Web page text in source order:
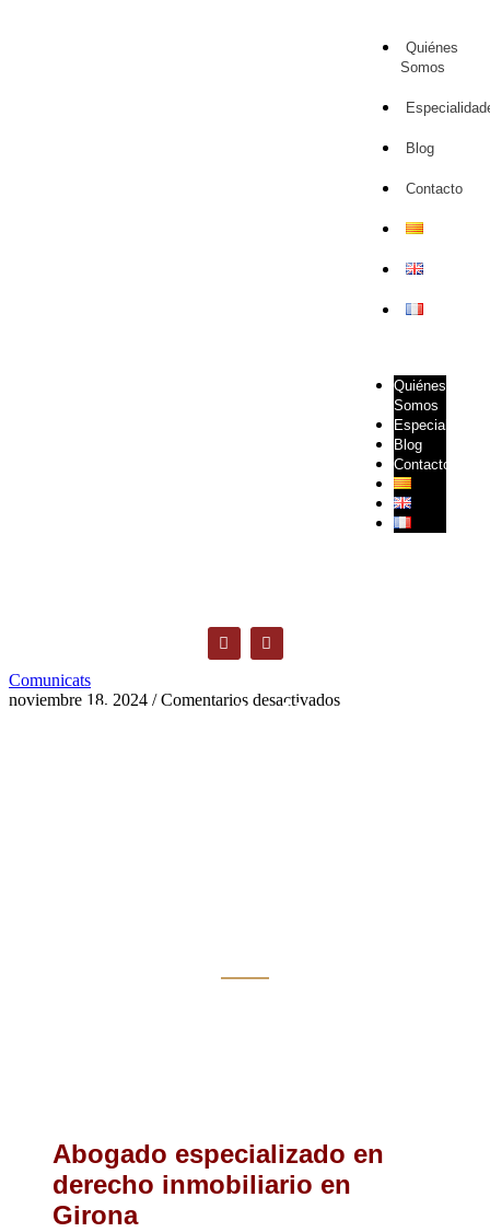
Quiénes
Somos
Blog
Contacto
Quiénes
Somos
Especialidades
Blog
Contacto
Comunicats
noviembre 18, 2024 / Comentarios desactivados
Especialistas
Abogado especializado en
derecho inmobiliario en
Girona